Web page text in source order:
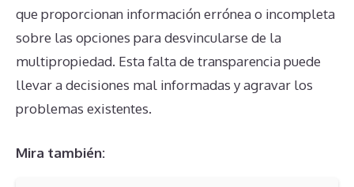
que proporcionan información errónea o incompleta
sobre las opciones para desvincularse de la
multipropiedad. Esta falta de transparencia puede
llevar a decisiones mal informadas y agravar los
problemas existentes.
Mira también: